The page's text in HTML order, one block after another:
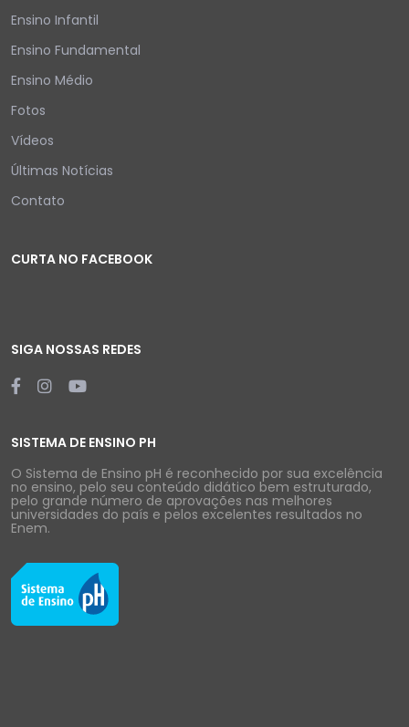
Ensino Infantil
Ensino Fundamental
Ensino Médio
Fotos
Vídeos
Últimas Notícias
Contato
CURTA NO FACEBOOK
SIGA NOSSAS REDES
SISTEMA DE ENSINO PH
O Sistema de Ensino pH é reconhecido por sua excelência
no ensino, pelo seu conteúdo didático bem estruturado,
pelo grande número de aprovações nas melhores
universidades do país e pelos excelentes resultados no
Enem.